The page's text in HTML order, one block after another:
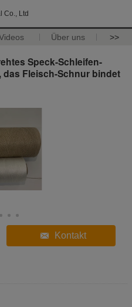
Co., Ltd
Über uns >>
Speck-Schleifen-
Fleisch-Schnur bindet
Kontakt